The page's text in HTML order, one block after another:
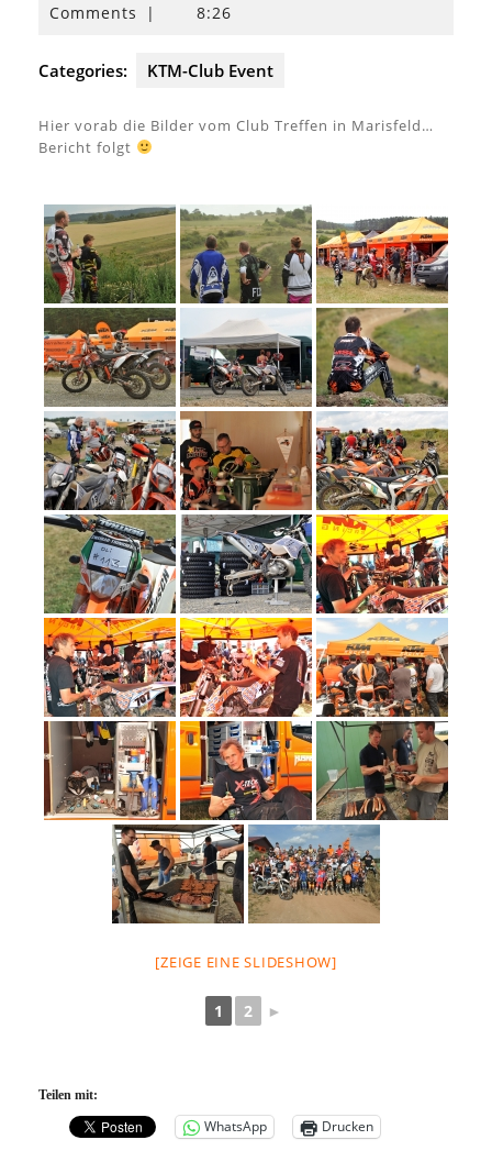
Juli
Comments
| 8:26
Categories: KTM-Club Event
Hier vorab die Bilder vom Club Treffen in Marisfeld…
Bericht folgt
[ZEIGE EINE SLIDESHOW]
1 2 ►
Teilen mit:
WhatsApp Drucken